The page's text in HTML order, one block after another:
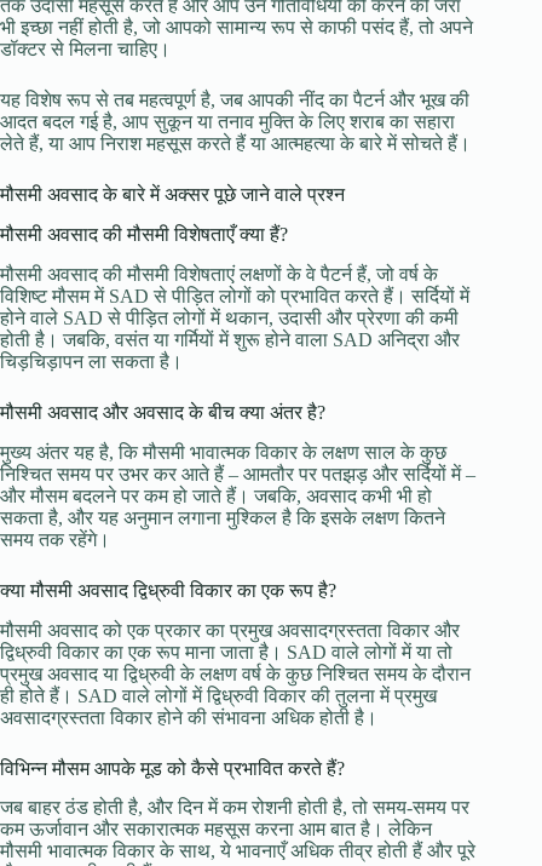
तक उदासी महसूस करते हैं और आप उन गतिविधियों को करने की जरा
भी इच्छा नहीं होती है, जो आपको सामान्य रूप से काफी पसंद हैं, तो अपने
डॉक्टर से मिलना चाहिए।
यह विशेष रूप से तब महत्वपूर्ण है, जब आपकी नींद का पैटर्न और भूख की
आदत बदल गई है, आप सुकून या तनाव मुक्ति के लिए शराब का सहारा
लेते हैं, या आप निराश महसूस करते हैं या आत्महत्या के बारे में सोचते हैं।
मौसमी अवसाद के बारे में अक्सर पूछे जाने वाले प्रश्न
मौसमी अवसाद की मौसमी विशेषताएँ क्या हैं?
मौसमी अवसाद की मौसमी विशेषताएं लक्षणों के वे पैटर्न हैं, जो वर्ष के
विशिष्ट मौसम में SAD से पीड़ित लोगों को प्रभावित करते हैं। सर्दियों में
होने वाले SAD से पीड़ित लोगों में थकान, उदासी और प्रेरणा की कमी
होती है। जबकि, वसंत या गर्मियों में शुरू होने वाला SAD अनिद्रा और
चिड़चिड़ापन ला सकता है।
मौसमी अवसाद और अवसाद के बीच क्या अंतर है?
मुख्य अंतर यह है, कि मौसमी भावात्मक विकार के लक्षण साल के कुछ
निश्चित समय पर उभर कर आते हैं – आमतौर पर पतझड़ और सर्दियों में –
और मौसम बदलने पर कम हो जाते हैं। जबकि, अवसाद कभी भी हो
सकता है, और यह अनुमान लगाना मुश्किल है कि इसके लक्षण कितने
समय तक रहेंगे।
क्या मौसमी अवसाद द्विध्रुवी विकार का एक रूप है?
मौसमी अवसाद को एक प्रकार का प्रमुख अवसादग्रस्तता विकार और
द्विध्रुवी विकार का एक रूप माना जाता है। SAD वाले लोगों में या तो
प्रमुख अवसाद या द्विध्रुवी के लक्षण वर्ष के कुछ निश्चित समय के दौरान
ही होते हैं। SAD वाले लोगों में द्विध्रुवी विकार की तुलना में प्रमुख
अवसादग्रस्तता विकार होने की संभावना अधिक होती है।
विभिन्न मौसम आपके मूड को कैसे प्रभावित करते हैं?
जब बाहर ठंड होती है, और दिन में कम रोशनी होती है, तो समय-समय पर
कम ऊर्जावान और सकारात्मक महसूस करना आम बात है। लेकिन
मौसमी भावात्मक विकार के साथ, ये भावनाएँ अधिक तीव्र होती हैं और पूरे